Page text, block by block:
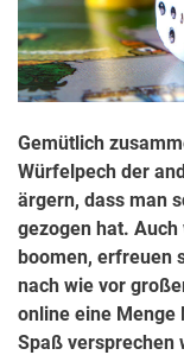
Gemütlich
Würfelpech der
ärgern, dass man
gezogen hat.
boomen, erfreuen
nach wie vor
online eine Menge
Spaß versprechen